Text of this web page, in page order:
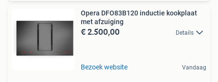
Opera DFO83B120 inductie kookplaat
met afzuiging
€ 2.500,00 Details
Bezoek website Vandaag